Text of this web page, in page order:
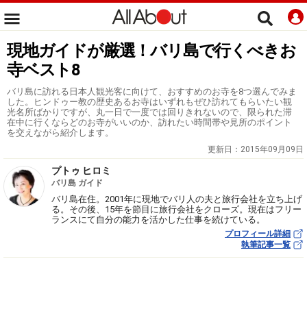
現地ガイドが厳選！バリ島で行くべきお
寺ベスト8
バリ島に訪れる日本人観光客に向けて、おすすめのお寺を8つ選んでみま
した。ヒンドゥー教の歴史あるお寺はいずれもぜひ訪れてもらいたい観
光名所ばかりですが、丸一日で一度では回りきれないので、限られた滞
在中に行くならどのお寺がいいのか、訪れたい時間帯や見所のポイント
を交えながら紹介します。
更新日： 2015年09月09日
プトゥ ヒロミ
バリ島 ガイド
バリ島在住。2001年に現地でバリ人の夫と旅行会社を立ち上げ
る。その後、15年を節目に旅行会社をクローズ。現在はフリー
ランスにて自分の能力を活かした仕事を続けている。
プロフィール詳細
執筆記事一覧